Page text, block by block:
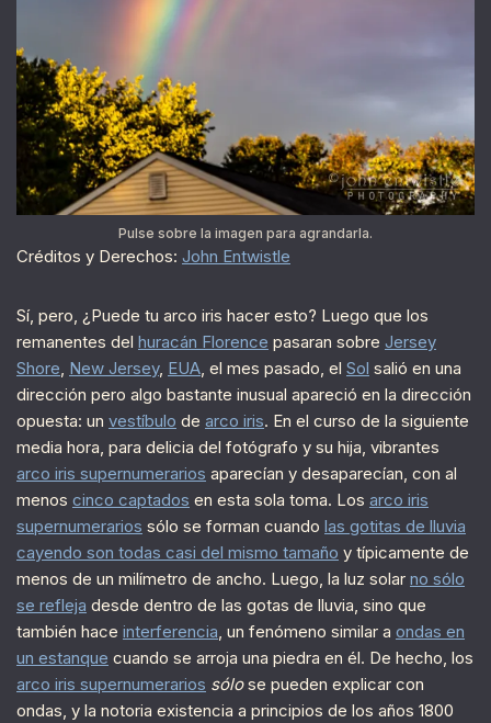
Pulse sobre la imagen para agrandarla.
Créditos y Derechos: John Entwistle
Sí, pero, ¿Puede tu arco iris hacer esto? Luego que los
remanentes del huracán Florence pasaran sobre Jersey
Shore, New Jersey, EUA, el mes pasado, el Sol salió en una
dirección pero algo bastante inusual apareció en la dirección
opuesta: un vestíbulo de arco iris. En el curso de la siguiente
media hora, para delicia del fotógrafo y su hija, vibrantes
arco iris supernumerarios aparecían y desaparecían, con al
menos cinco captados en esta sola toma. Los arco iris
supernumerarios sólo se forman cuando las gotitas de lluvia
cayendo son todas casi del mismo tamaño y típicamente de
menos de un milímetro de ancho. Luego, la luz solar no sólo
se refleja desde dentro de las gotas de lluvia, sino que
también hace interferencia, un fenómeno similar a ondas en
un estanque cuando se arroja una piedra en él. De hecho, los
arco iris supernumerarios sólose pueden explicar con
ondas, y la notoria existencia a principios de los años 1800